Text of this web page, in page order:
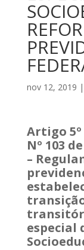
nov 12, 2019 |
Artigo
Nº 103
–
especial